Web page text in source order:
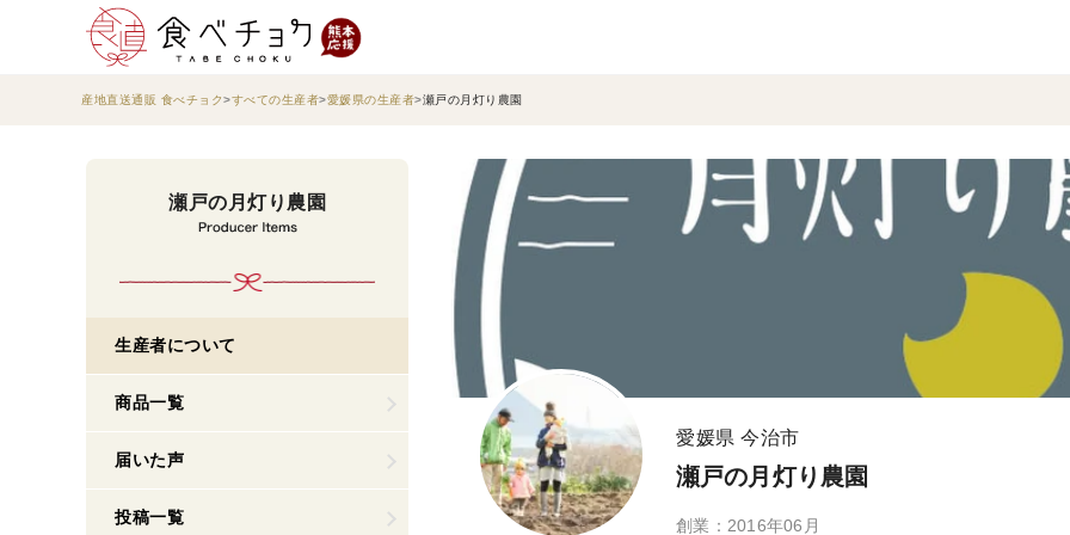
産地直送通販 食べチョク すべての生産者 愛媛県の生産者 瀬戸の月灯り農園
愛媛県 今治市
瀬戸の月灯り農園
創業：2016年06月
瀬戸の月灯り農園
生産者について
商品一覧
届いた声
投稿一覧